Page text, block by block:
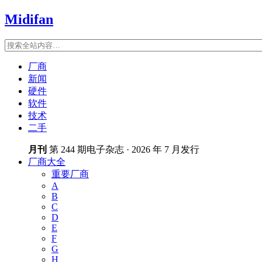
Midifan
厂商
新闻
硬件
软件
技术
二手
月刊 第 244 期电子杂志 · 2026 年 7 月发行
厂商大全
重要厂商
A
B
C
D
E
F
G
H